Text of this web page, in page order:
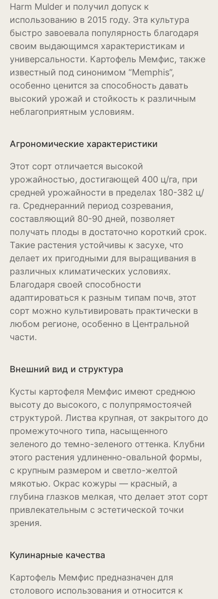
Настурция
Нивяник или садовая
ромашка
Очиток или седум
Пеларгония
Петуния
Пионы
Рудбекия
Тюльпан
Фиалка
Физалис
Флокс
Форзиция
Фуксия
Хоста
Хризантема
Эхинацея
Эшшольция
Зерновые культуры
Кукуруза
Овёс
Пшеница
Ячмень
Алоказия
Harm Mulder и получил допуск к
использованию в 2015 году. Эта культура
быстро завоевала популярность благодаря
своим выдающимся характеристикам и
универсальности. Картофель Мемфис, также
известный под синонимом “Memphis”,
особенно ценится за способность давать
высокий урожай и стойкость к различным
неблагоприятным условиям.
Агрономические характеристики
Этот сорт отличается высокой
урожайностью, достигающей 400 ц/га, при
средней урожайности в пределах 180-382 ц/
га. Среднеранний период созревания,
составляющий 80-90 дней, позволяет
получать плоды в достаточно короткий срок.
Такие растения устойчивы к засухе, что
делает их пригодными для выращивания в
различных климатических условиях.
Благодаря своей способности
адаптироваться к разным типам почв, этот
сорт можно культивировать практически в
любом регионе, особенно в Центральной
части.
Внешний вид и структура
Кусты картофеля Мемфис имеют среднюю
высоту до высокого, с полупрямостоячей
структурой. Листва крупная, от закрытого до
промежуточного типа, насыщенного
зеленого до темно-зеленого оттенка. Клубни
этого растения удлиненно-овальной формы,
с крупным размером и светло-желтой
мякотью. Окрас кожуры — красный, а
глубина глазков мелкая, что делает этот сорт
привлекательным с эстетической точки
зрения.
Кулинарные качества
Картофель Мемфис предназначен для
столового использования и относится к